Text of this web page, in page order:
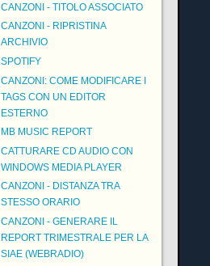
CANZONI - TITOLO ASSOCIATO
CANZONI - RIPRISTINA
ARCHIVIO
SPOTIFY
CANZONI: COME MODIFICARE I
TAGS CON UN EDITOR
ESTERNO
MB MUSIC REPORT
CATTURARE CD AUDIO CON
WINDOWS MEDIA PLAYER
CANZONI - DISTANZA TRA
STESSO ORARIO
CANZONI - GENERARE IL
REPORT TRIMESTRALE PER LA
SIAE (WEBRADIO)